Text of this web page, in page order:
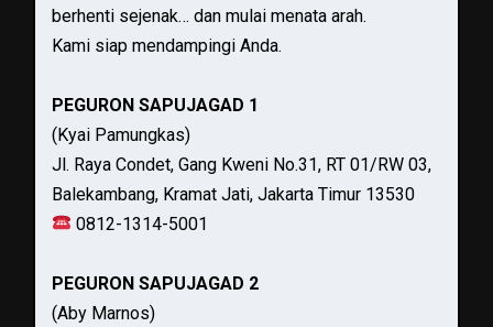
berhenti sejenak… dan mulai menata arah.
Kami siap mendampingi Anda.
PEGURON SAPUJAGAD 1
(Kyai Pamungkas)
Jl. Raya Condet, Gang Kweni No.31, RT 01/RW 03,
Balekambang, Kramat Jati, Jakarta Timur 13530
0812-1314-5001
PEGURON SAPUJAGAD 2
(Aby Marnos)